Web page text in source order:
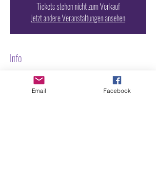
Tickets stehen nicht zum Verkauf
Jetzt andere Veranstaltungen ansehen
Info
14. Juni 2024, 23:00
München, Elisenstraße 3, 80335 München,
Deutschland
Email Facebook